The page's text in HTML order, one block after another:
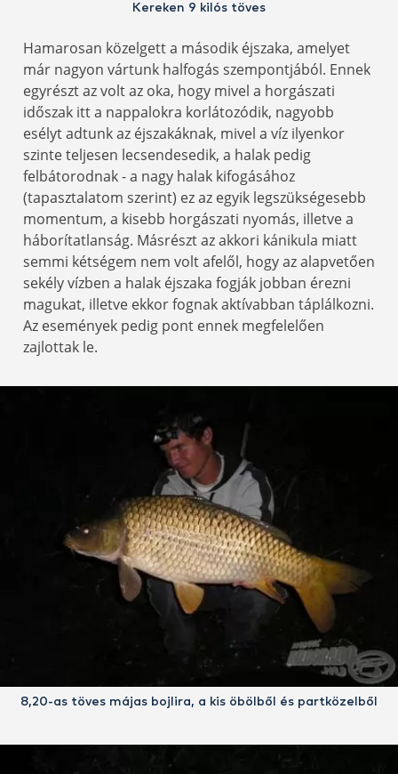
Kereken 9 kilós töves
Hamarosan közelgett a második éjszaka, amelyet
már nagyon vártunk halfogás szempontjából. Ennek
egyrészt az volt az oka, hogy mivel a horgászati
időszak itt a nappalokra korlátozódik, nagyobb
esélyt adtunk az éjszakáknak, mivel a víz ilyenkor
szinte teljesen lecsendesedik, a halak pedig
felbátorodnak - a nagy halak kifogásához
(tapasztalatom szerint) ez az egyik legszükségesebb
momentum, a kisebb horgászati nyomás, illetve a
háborítatlanság. Másrészt az akkori kánikula miatt
semmi kétségem nem volt afelől, hogy az alapvetően
sekély vízben a halak éjszaka fogják jobban érezni
magukat, illetve ekkor fognak aktívabban táplálkozni.
Az események pedig pont ennek megfelelően
zajlottak le.
8,20-as töves májas bojlira, a kis öbölből és partközelből